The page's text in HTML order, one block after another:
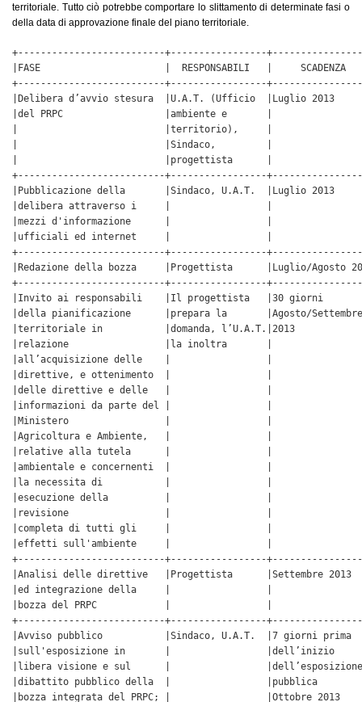
territoriale. Tutto ciò potrebbe comportare lo slittamento di determinate fasi o
della data di approvazione finale del piano territoriale.
+--------------------------+-----------------
|FASE                      |  RESPONSABILI   |     SCADENZA
+--------------------------+-----------------
|Delibera d’avvio stesura  |U.A.T. (Ufficio  |Luglio 2013
|del PRPC                  |ambiente e       |
|                          |territorio),     |
|                          |Sindaco,         |
|                          |progettista      |
+--------------------------+-----------------
|Pubblicazione della       |Sindaco, U.A.T.  |Luglio 2013
|delibera attraverso i     |                 |
|mezzi d'informazione      |                 |
|ufficiali ed internet     |                 |
+--------------------------+-----------------
|Redazione della bozza     |Progettista      |Luglio/Agosto
+--------------------------+-----------------
|Invito ai responsabili    |Il progettista   |30 giorni
|della pianificazione      |prepara la       |Agosto/
|territoriale in           |domanda, l’U.A.T.|2013
|relazione                 |la inoltra       |
|all’acquisizione delle    |                 |
|direttive, e ottenimento  |                 |
|delle direttive e delle   |                 |
|informazioni da parte del |                 |
|Ministero                 |                 |
|Agricoltura e Ambiente,   |                 |
|relative alla tutela      |                 |
|ambientale e concernenti  |                 |
|la necessita di           |                 |
|esecuzione della          |                 |
|revisione                 |                 |
|completa di tutti gli     |                 |
|effetti sull'ambiente     |                 |
+--------------------------+-----------------
|Analisi delle direttive   |Progettista      |Settembre
|ed integrazione della     |                 |
|bozza del PRPC            |                 |
+--------------------------+-----------------
|Avviso pubblico           |Sindaco, U.A.T.  |7 giorni
|sull'esposizione in       |                 |dell’inizio
|libera visione e sul      |
|dibattito pubblico della  |                 |pubblica
|bozza integrata del PRPC; |                 |Ottobre 2013